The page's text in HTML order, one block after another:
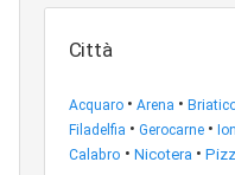
Città
Acquaro • Arena •
Filadelfia • Gerocarne •
Calabro • Nicotera •